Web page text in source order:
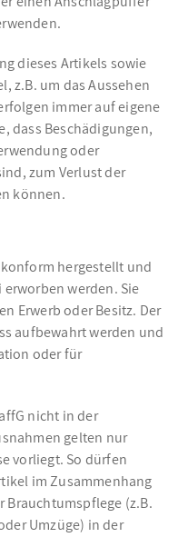
dieses Artikels sowie
z.B. um das Aussehen
immer auf eigene
dass Beschädigungen,
oder
zum Verlust der
können.
hergestellt und
werden. Sie
Erwerb oder Besitz. Der
aufbewahrt werden und
oder für
nicht in der
gelten nur
vorliegt. So dürfen
im Zusammenhang
(z.B.
Umzüge) in der